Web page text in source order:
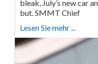
bleak, July’s new car
but. SMMT Chief
Lesen Sie mehr ...